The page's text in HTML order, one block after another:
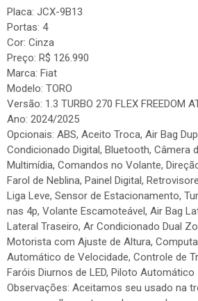
Placa: JCX-9B13
Portas: 4
Cor: Cinza
Preço: R$ 126.990
Marca: Fiat
Modelo: TORO
Versão: 1.3 TURBO 270 FLEX FREEDOM
Ano: 2024/2025
Opcionais: ABS, Aceito Troca, Air Bag
Condicionado Digital, Bluetooth, Câmera
Multimídia, Comandos no Volante,
Farol de Neblina, Painel Digital,
Liga Leve, Sensor de Estacionamento,
nas 4p, Volante Escamoteável, Air Bag
Lateral Traseiro, Ar Condicionado Dual
Motorista com Ajuste de Altura,
Automático de Velocidade, Controle de
Faróis Diurnos de LED, Piloto Automático
Observações: Aceitamos seu usado na